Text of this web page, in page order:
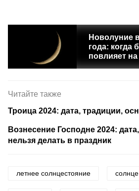
Новолуние
года: когда
повлияет на
Читайте также
Троица 2024: дата, традиции,
Вознесение Господне 2024:
нельзя делать в праздник
летнее солнцестояние солнце